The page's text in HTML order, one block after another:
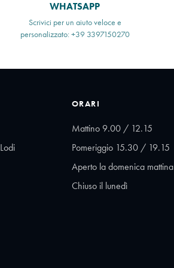
WHATSAPP
Scrivici per un aiuto veloce e
personalizzato: +39 3397150270
ORARI
Mattino 9.00 / 12.15
Pomeriggio 15.30 / 19.15
Aperto la domenica mattina
Chiuso il lunedì